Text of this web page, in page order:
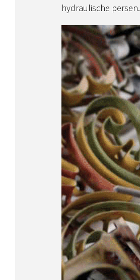
hydraulische persen.